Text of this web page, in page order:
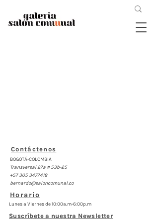
Contáctenos
BOGOTÁ-COLOMBIA
Transversal 27a # 53b-25
+57 305 3477418
bernardo@saloncomunal.co
Horario
Lunes a Viernes de 10:00a.m-6:00p.m
Suscríbete a nuestra Newsletter